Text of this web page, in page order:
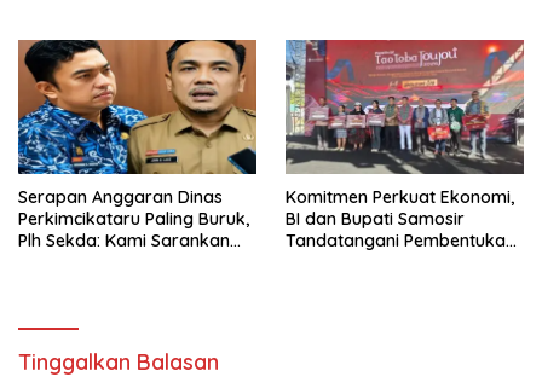
Serapan Anggaran Dinas
Perkimcikataru Paling Buruk,
Plh Sekda: Kami Sarankan
Komitmen Perkuat Ekonomi,
BI dan Bupati Samosir
Tandatangani Pembentukan
Tinggalkan Balasan